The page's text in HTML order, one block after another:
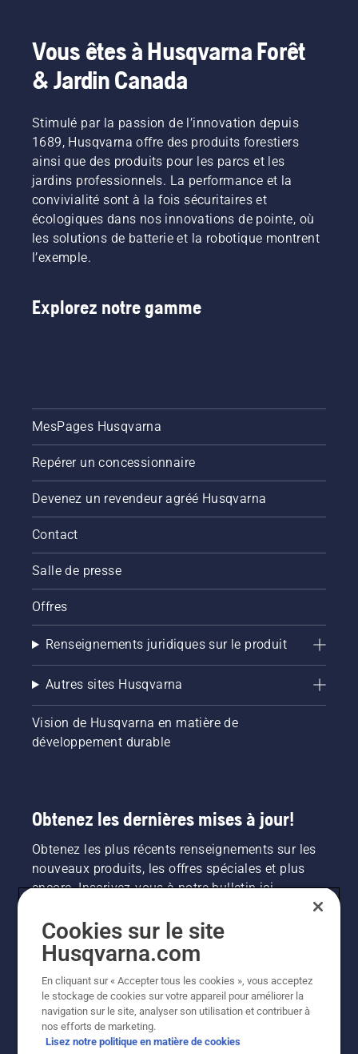
Vous êtes à Husqvarna Forêt
& Jardin Canada
Stimulé par la passion de l’innovation depuis
1689, Husqvarna offre des produits forestiers
ainsi que des produits pour les parcs et les
jardins professionnels. La performance et la
convivialité sont à la fois sécuritaires et
écologiques dans nos innovations de pointe, où
les solutions de batterie et la robotique montrent
l’exemple.
Explorez notre gamme
MesPages Husqvarna
Repérer un concessionnaire
Devenez un revendeur agréé Husqvarna
Contact
Salle de presse
Offres
Renseignements juridiques sur le produit
Autres sites Husqvarna
Vision de Husqvarna en matière de
développement durable
Obtenez les dernières mises à jour!
Obtenez les plus récents renseignements sur les
nouveaux produits, les offres spéciales et plus
encore. Inscrivez-vous à notre bulletin ici.
INSCRIPTION À LA NEWSLETTER
Cookies sur le site
Husqvarna.com
En cliquant sur « Accepter tous les cookies », vous acceptez
le stockage de cookies sur votre appareil pour améliorer la
navigation sur le site, analyser son utilisation et contribuer à
nos efforts de marketing.
Lisez notre politique en matière de cookies